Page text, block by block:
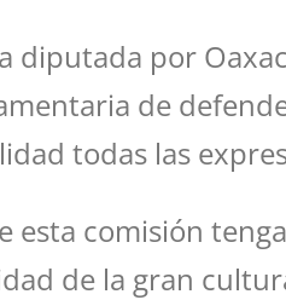
diputada por
de
todas las
esta comisión
de la gran